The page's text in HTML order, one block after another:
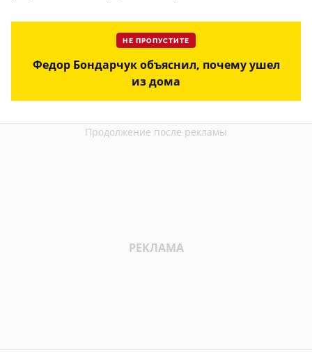
НЕ ПРОПУСТИТЕ
Федор Бондарчук объяснил, почему ушел
из дома